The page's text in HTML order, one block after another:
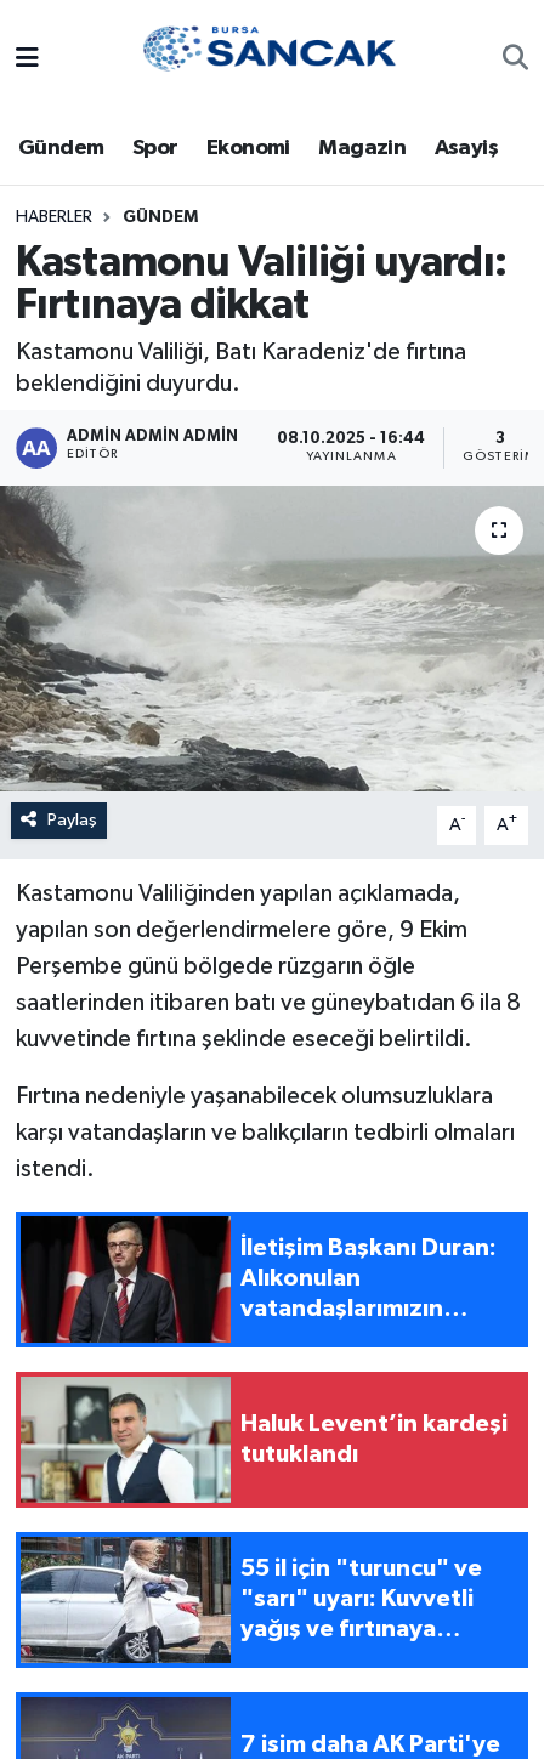
Gündem Spor Ekonomi Magazin Asayiş
HABERLER GÜNDEM
Kastamonu Valiliği uyardı:
Fırtınaya dikkat
Kastamonu Valiliği, Batı Karadeniz'de fırtına
beklendiğini duyurdu.
ADMİN ADMİN ADMİN
EDITÖR
08.10.2025 - 16:44
YAYINLANMA
3
GÖSTERIM
Paylaş A- A+
Kastamonu Valiliğinden yapılan açıklamada,
yapılan son değerlendirmelere göre, 9 Ekim
Perşembe günü bölgede rüzgarın öğle
saatlerinden itibaren batı ve güneybatıdan 6 ila 8
kuvvetinde fırtına şeklinde eseceği belirtildi.
Fırtına nedeniyle yaşanabilecek olumsuzluklara
karşı vatandaşların ve balıkçıların tedbirli olmaları
istendi.
İletişim Başkanı Duran:
Alıkonulan
vatandaşlarımızın
tüm girişimler başlatıldı
Haluk Levent’in kardeşi
tutuklandı
55 il için "turuncu" ve
"sarı" uyarı: Kuvvetli
yağış ve fırtınaya
7 isim daha AK Parti'ye
Bursa
Dünya
Eğitim
Ekonomi
Genel
Gündem
Magazin
Sağlık
Siyaset
Spor
Türkiye
Trafik Durumu
Süper Lig Puan Durumu ve Fikstür
Tüm Manşetler
Son Dakika Haberleri
Haber Arşivi